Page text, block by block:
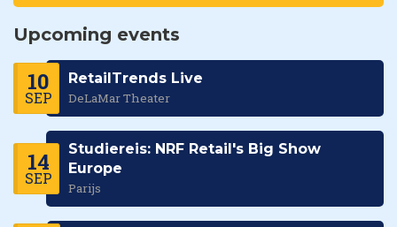
Upcoming events
10
SEP
RetailTrends Live
DeLaMar Theater
14
SEP
Studiereis: NRF Retail's Big Show
Europe
Parijs